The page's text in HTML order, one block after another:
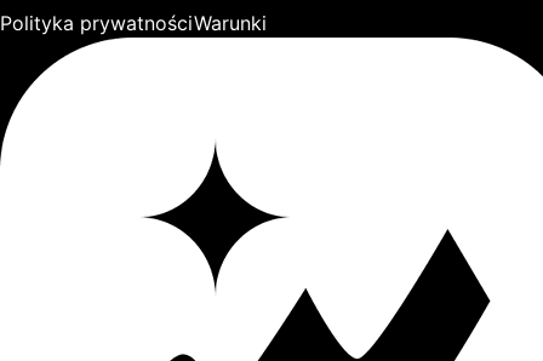
Polityka prywatnościWarunki